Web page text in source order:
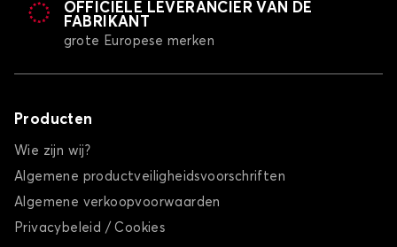
OFFICIËLE LEVERANCIER VAN DE
FABRIKANT
grote Europese merken
Producten
Wie zijn wij?
Algemene productveiligheidsvoorschriften
Algemene verkoopvoorwaarden
Privacybeleid / Cookies